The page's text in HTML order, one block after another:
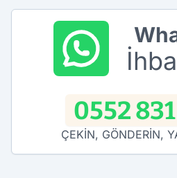
0552
ÇEKİN, GÖNDERİN,